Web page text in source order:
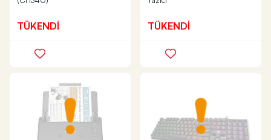
TÜKENDİ TÜKENDİ